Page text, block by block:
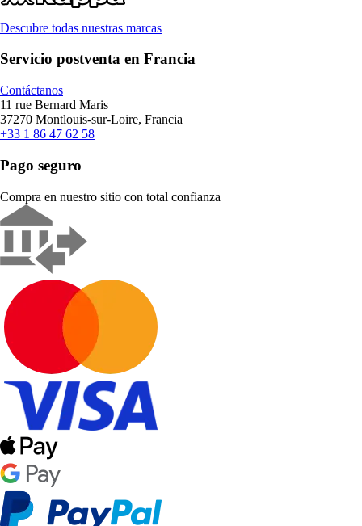
Descubre todas nuestras marcas
Servicio postventa en Francia
Contáctanos
11 rue Bernard Maris
37270 Montlouis-sur-Loire, Francia
+33 1 86 47 62 58
Pago seguro
Compra en nuestro sitio con total confianza